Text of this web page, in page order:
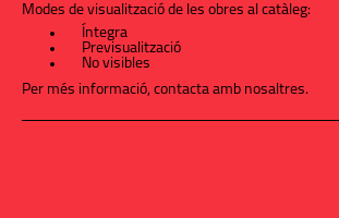
Modes de visualització de les obres al catàleg:
Íntegra
Previsualització
No visibles
Per més informació, contacta amb nosaltres.